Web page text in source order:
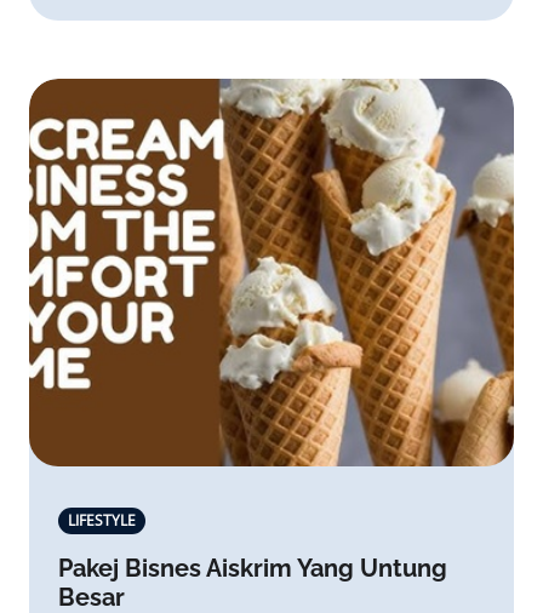
LIFESTYLE
Pakej Bisnes Aiskrim Yang Untung
Besar